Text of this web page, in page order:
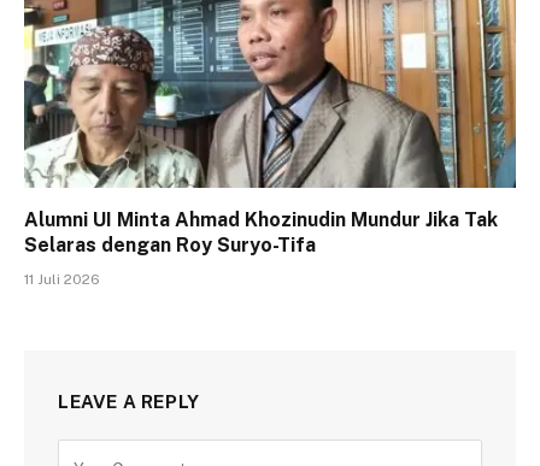
Alumni UI Minta Ahmad Khozinudin Mundur Jika Tak
Selaras dengan Roy Suryo-Tifa
11 Juli 2026
LEAVE A REPLY